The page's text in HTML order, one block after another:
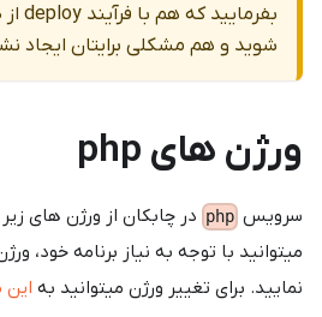
شوید و هم مشکلی برایتان ایجاد
ورژن های php
سرویس php در چابکان از ورژن های
میتوانید با توجه به نیاز برنامه خود،
نمایید. برای تغییر ورژن میتوانید به